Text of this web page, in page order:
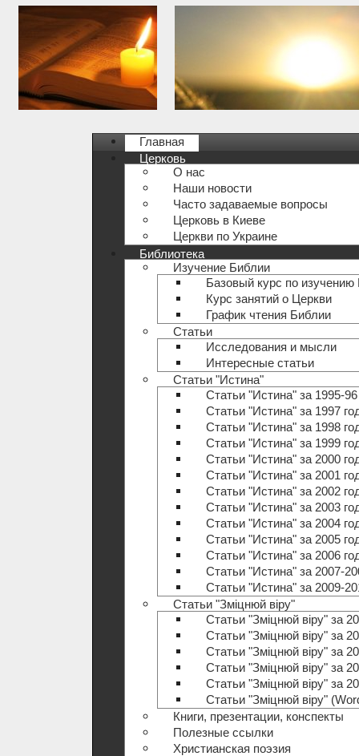
Главная
Церковь
О нас
Наши новости
Часто задаваемые вопросы
Церковь в Киеве
Церкви по Украине
Библиотека
Изучение Библии
Базовый курс по изучению
Курс занятий о Церкви
График чтения Библии
Статьи
Исследования и мысли
Интересные статьи
Статьи "Истина"
Статьи "Истина" за 1995-
Статьи "Истина" за 1997
Статьи "Истина" за 1998
Статьи "Истина" за 1999
Статьи "Истина" за 2000
Статьи "Истина" за 2001
Статьи "Истина" за 2002
Статьи "Истина" за 2003
Статьи "Истина" за 2004
Статьи "Истина" за 2005
Статьи "Истина" за 2006
Статьи "Истина" за 2007-
Статьи "Истина" за 2009-
Статьи "Зміцнюй віру"
Статьи "Зміцнюй віру" за
Статьи "Зміцнюй віру" за
Статьи "Зміцнюй віру" за
Статьи "Зміцнюй віру" за
Статьи "Зміцнюй віру" за
Статьи "Зміцнюй віру"
Книги, презентации, конспекты
Полезные ccылки
Христианская поэзия